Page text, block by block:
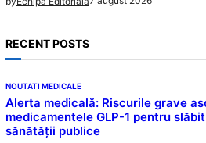
RECENT POSTS
NOUTATI MEDICALE
Alerta medicală: Riscurile grave
medicamentele GLP-1 pentru
sănătății publice